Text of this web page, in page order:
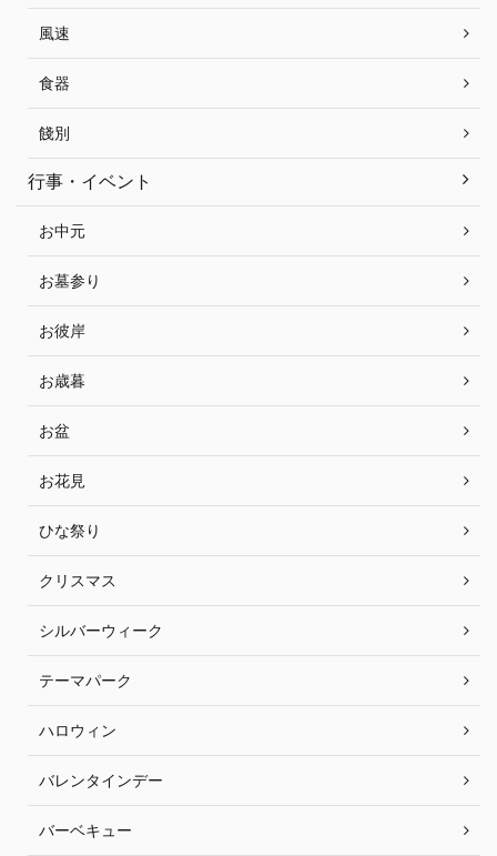
風速
食器
餞別
行事・イベント
お中元
お墓参り
お彼岸
お歳暮
お盆
お花見
ひな祭り
クリスマス
シルバーウィーク
テーマパーク
ハロウィン
バレンタインデー
バーベキュー